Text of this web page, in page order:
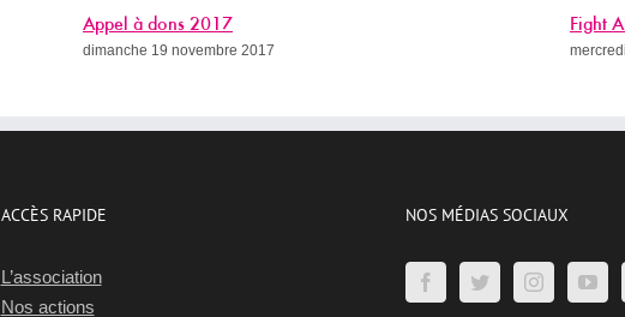
Fight AIDS Paris Week (avec le programme !)
mercredi 8 novembre 2017
ACCÈS RAPIDE
L’association
Nos actions
NOS MÉDIAS SOCIAUX